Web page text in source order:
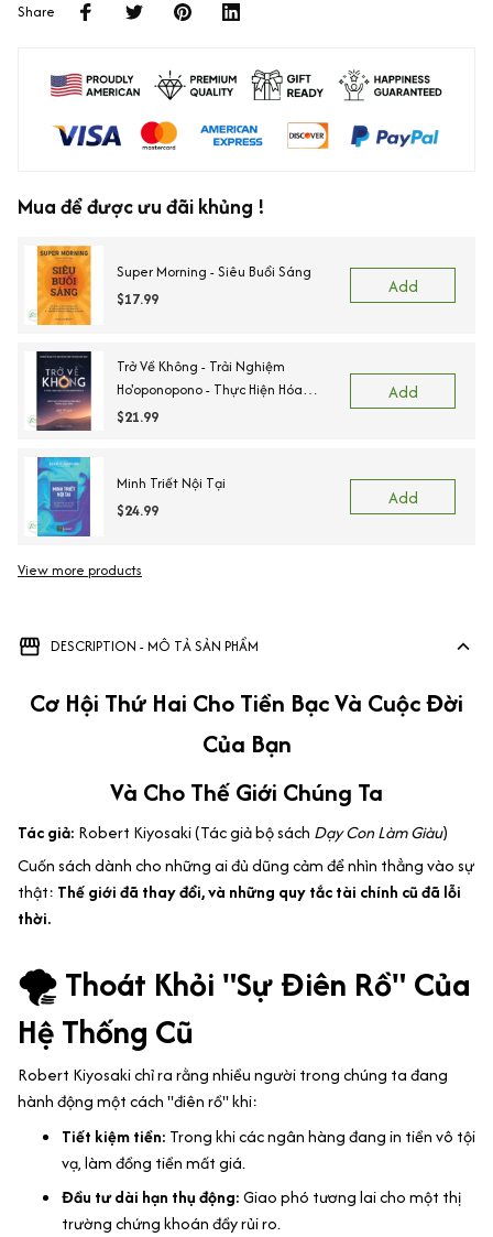
Share
Mua để được ưu đãi khủng !
Super Morning - Siêu Buổi Sáng
$17.99
Add
Trở Về Không - Trải Nghiệm
Ho'oponopono - Thực Hiện Hóa
Những Phép Màu Trong Cuộc Sống
$21.99
Add
Minh Triết Nội Tại
$24.99
Add
View more products
DESCRIPTION - MÔ TẢ SẢN PHẨM
Cơ Hội Thứ Hai Cho Tiền Bạc Và Cuộc Đời
Của Bạn
Và Cho Thế Giới Chúng Ta
Tác giả: Robert Kiyosaki (Tác giả bộ sách Dạy Con Làm Giàu)
Cuốn sách dành cho những ai đủ dũng cảm để nhìn thẳng vào sự
thật: Thế giới đã thay đổi, và những quy tắc tài chính cũ đã lỗi
thời.
🌪️ Thoát Khỏi "Sự Điên Rồ" Của
Hệ Thống Cũ
Robert Kiyosaki chỉ ra rằng nhiều người trong chúng ta đang
hành động một cách "điên rồ" khi:
Tiết kiệm tiền: Trong khi các ngân hàng đang in tiền vô tội
vạ, làm đồng tiền mất giá.
Đầu tư dài hạn thụ động:Giao phó tương lai cho một thị
trường chứng khoán đầy rủi ro.